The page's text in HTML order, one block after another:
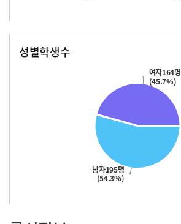
성별학생수
남자195명
(54.3%)
여자164명
(45.7%)